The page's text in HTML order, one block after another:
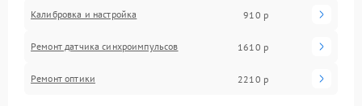
Калибровка и настройка 910 р
Ремонт датчика синхроимпульсов 1610 р
Ремонт оптики 2210 р